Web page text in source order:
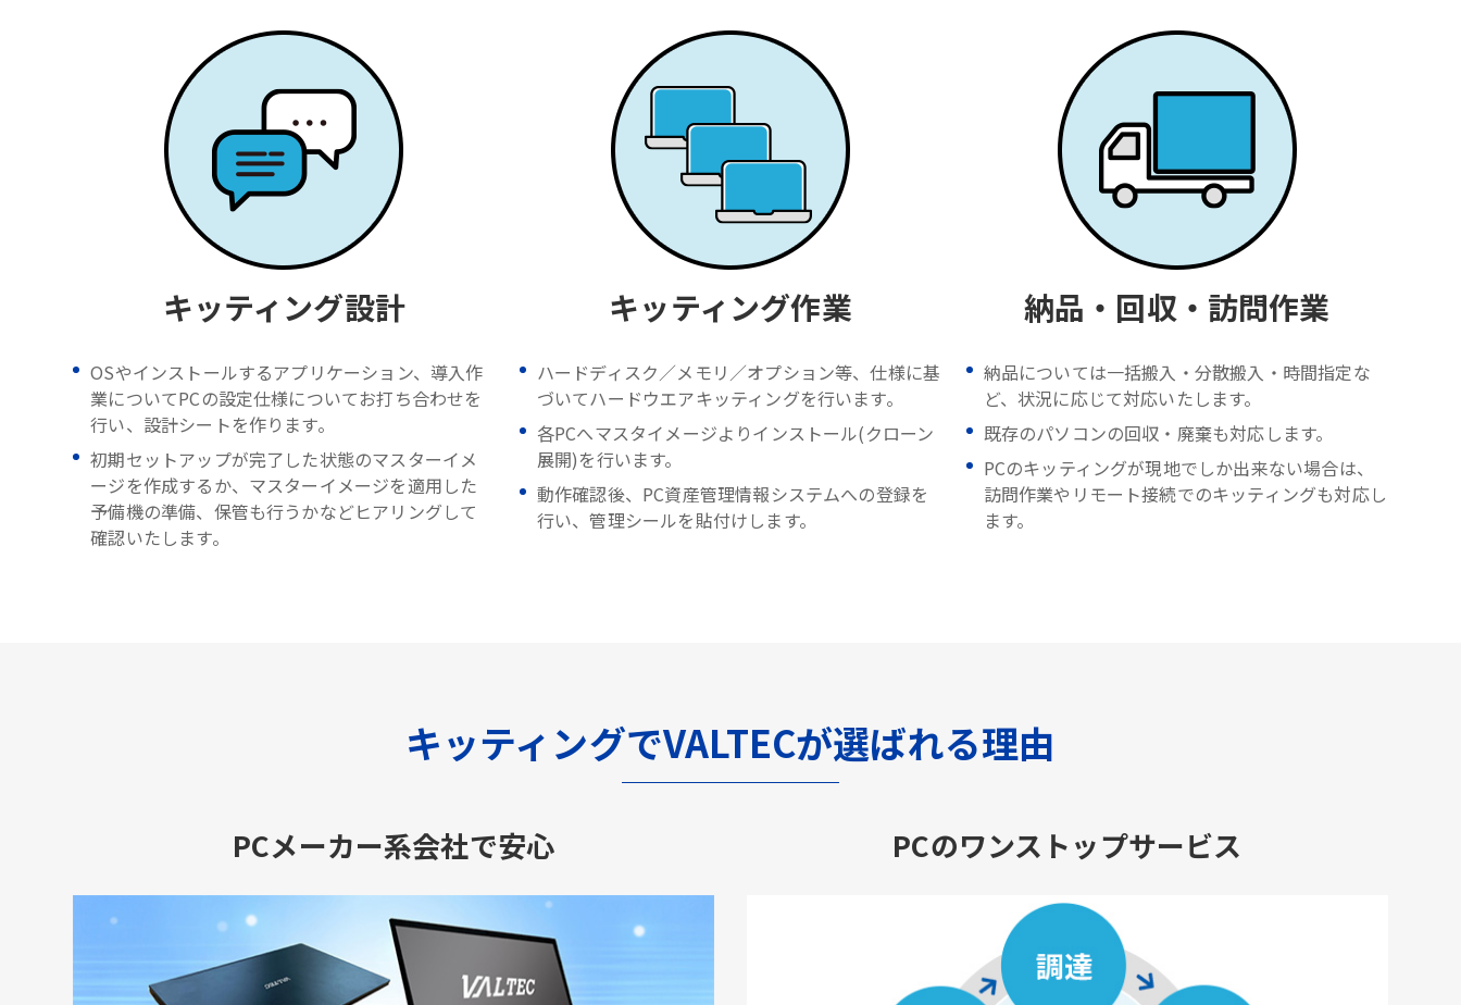
キッティング設計
OSやインストールするアプリケーション、導入作
業についてPCの設定仕様についてお打ち合わせを
行い、設計シートを作ります。
初期セットアップが完了した状態のマスターイメ
ージを作成するか、マスターイメージを適用した
予備機の準備、保管も行うかなどヒアリングして
確認いたします。
キッティング作業
ハードディスク／メモリ／オプション等、仕様に基
づいてハードウエアキッティングを行います。
各PCへマスタイメージよりインストール(クローン
展開)を行います。
動作確認後、PC資産管理情報システムへの登録を
行い、管理シールを貼付けします。
納品・回収・訪問作業
納品については一括搬入・分散搬入・時間指定な
ど、状況に応じて対応いたします。
既存のパソコンの回収・廃棄も対応します。
PCのキッティングが現地でしか出来ない場合は、
訪問作業やリモート接続でのキッティングも対応し
ます。
キッティングでVALTECが選ばれる理由
PCメーカー系会社で安心 PCのワンストップサービス